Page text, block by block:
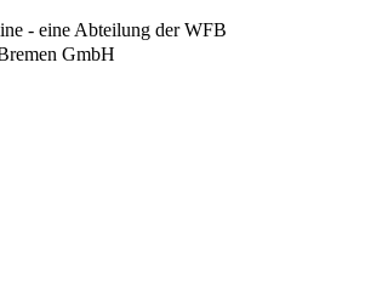
- eine Abteilung der WFB
GmbH